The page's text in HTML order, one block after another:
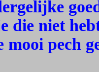
die niet
mooi pech